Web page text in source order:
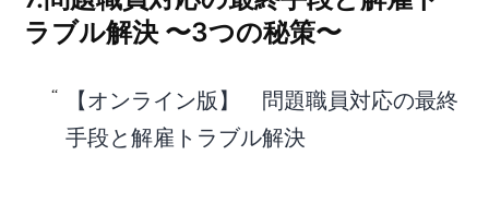
ラブル解決 〜3つの秘策〜
【オンライン版】 問題職員対応の最終
手段と解雇トラブル解決